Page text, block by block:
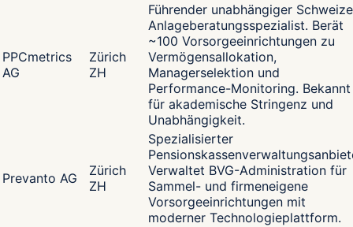
PPCmetrics
AG
Zürich
ZH
Führender unabhängiger
Anlageberatungsspezialist. Berät
~100 Vorsorgeeinrichtungen zu
Vermögensallokation,
Managerselektion und
Performance-Monitoring. Bekannt
für akademische Stringenz und
Unabhängigkeit.
Prevanto AG
Zürich
ZH
Spezialisierter
Verwaltet BVG-Administration für
Sammel- und firmeneigene
Vorsorgeeinrichtungen mit
moderner Technologieplattform.